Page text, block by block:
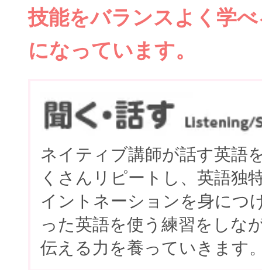
技能をバランスよく学
になっています。
ネイティブ講師が話す英語
くさんリピートし、英語独
イントネーションを身につ
った英語を使う練習をしな
伝える力を養っていきます